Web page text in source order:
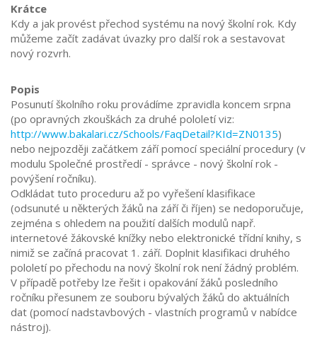
Krátce
Kdy a jak provést přechod systému na nový školní rok. Kdy
můžeme začít zadávat úvazky pro další rok a sestavovat
nový rozvrh.
Popis
Posunutí školního roku provádíme zpravidla koncem srpna
(po opravných zkouškách za druhé pololetí viz:
http://www.bakalari.cz/Schools/FaqDetail?KId=ZN0135)
nebo nejpozději začátkem září pomocí speciální procedury (v
modulu Společné prostředí - správce - nový školní rok -
povýšení ročníku).
Odkládat tuto proceduru až po vyřešení klasifikace
(odsunuté u některých žáků na září či říjen) se nedoporučuje,
zejména s ohledem na použití dalších modulů např.
internetové žákovské knížky nebo elektronické třídní knihy, s
nimiž se začíná pracovat 1. září. Doplnit klasifikaci druhého
pololetí po přechodu na nový školní rok není žádný problém.
V případě potřeby lze řešit i opakování žáků posledního
ročníku přesunem ze souboru bývalých žáků do aktuálních
dat (pomocí nadstavbových - vlastních programů v nabídce
nástroj).